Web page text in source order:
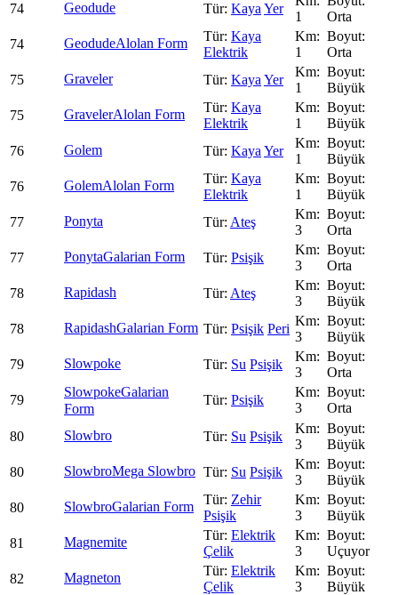
74
Geodude Kaya Yer
1
Orta
74
GeodudeAlolan Form
Kaya
Elektrik
1
Orta
75
Graveler Kaya Yer
1
Büyük
75
GravelerAlolan Form
Kaya
Elektrik
1
Büyük
76
Golem Kaya Yer
1
Büyük
76
GolemAlolan Form
Kaya
Elektrik
1
Büyük
77
Ponyta Ateş
3
Orta
77
PonytaGalarian Form Psişik
3
Orta
78
Rapidash Ateş
3
Büyük
78
RapidashGalarian Form Psişik Peri
3
Büyük
79
Slowpoke Su Psişik
3
Orta
79
SlowpokeGalarian
Form
Psişik
3
Orta
80
Slowbro Su Psişik
3
Büyük
80
SlowbroMega Slowbro Su Psişik
3
Büyük
80
SlowbroGalarian Form
Zehir
Psişik
3
Büyük
81
Magnemite
Elektrik
Çelik
3
Uçuyor
82
Magneton
Elektrik
Çelik
3
Büyük